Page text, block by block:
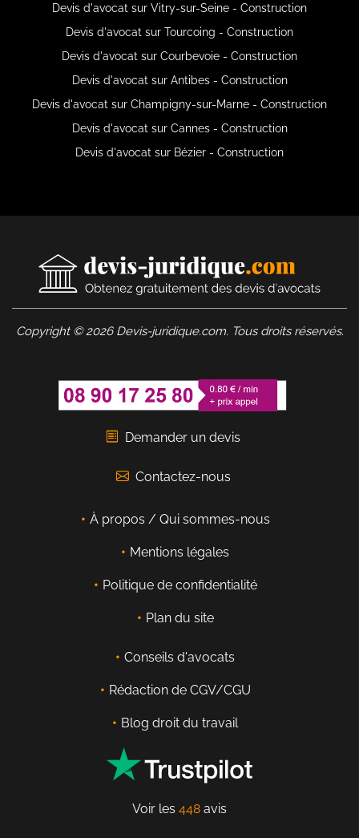
Devis d'avocat sur Vitry-sur-Seine - Construction
Devis d'avocat sur Tourcoing - Construction
Devis d'avocat sur Courbevoie - Construction
Devis d'avocat sur Antibes - Construction
Devis d'avocat sur Champigny-sur-Marne - Construction
Devis d'avocat sur Cannes - Construction
Devis d'avocat sur Bézier - Construction
Copyright © 2026 Devis-juridique.com. Tous droits réservés.
Demander un devis
Contactez-nous
À propos / Qui sommes-nous
Mentions légales
Politique de confidentialité
Plan du site
Conseils d'avocats
Rédaction de CGV/CGU
Blog droit du travail
Voir les 448 avis